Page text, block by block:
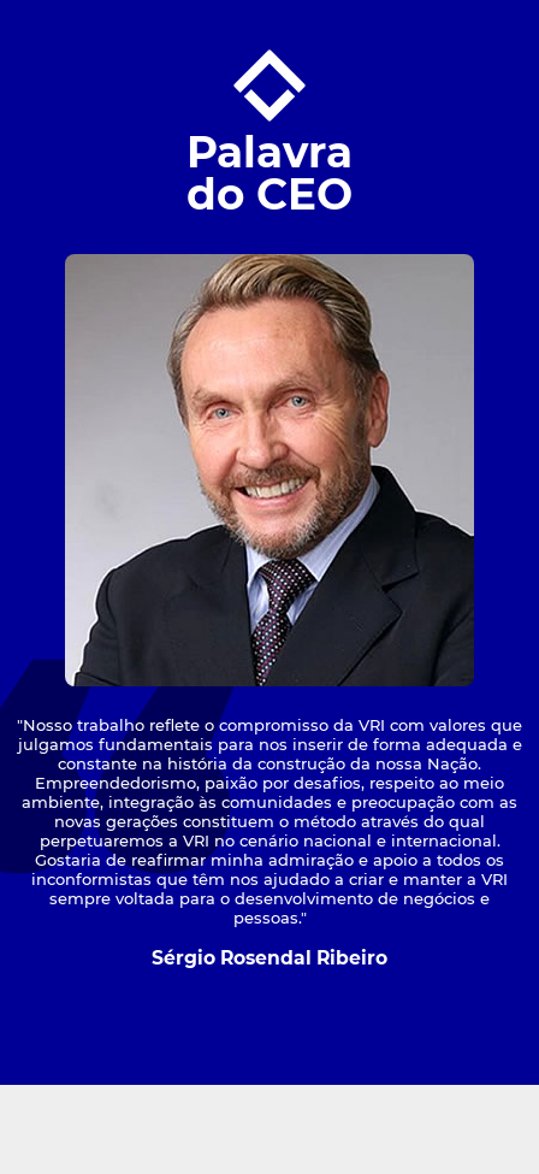
Palavra
do CEO
"Nosso trabalho reflete o compromisso da VRI com valores que
julgamos fundamentais para nos inserir de forma adequada e
constante na história da construção da nossa Nação.
Empreendedorismo, paixão por desafios, respeito ao meio
ambiente, integração às comunidades e preocupação com as
novas gerações constituem o método através do qual
perpetuaremos a VRI no cenário nacional e internacional.
Gostaria de reafirmar minha admiração e apoio a todos os
inconformistas que têm nos ajudado a criar e manter a VRI
sempre voltada para o desenvolvimento de negócios e
pessoas."
Sérgio Rosendal Ribeiro